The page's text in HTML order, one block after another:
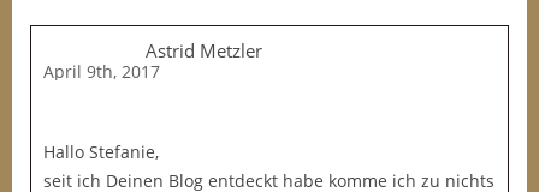
Astrid Metzler
April 9th, 2017
Hallo Stefanie,
seit ich Deinen Blog entdeckt habe komme ich zu nichts